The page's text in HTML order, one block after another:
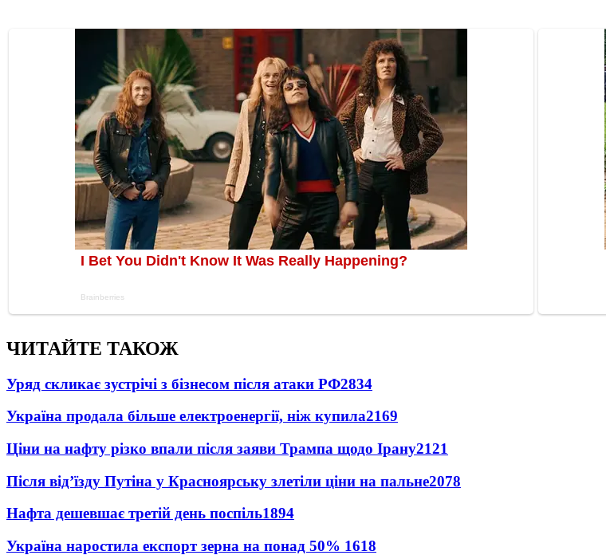
ЧИТАЙТЕ ТАКОЖ
Уряд скликає зустрічі з бізнесом після атаки РФ2834
Україна продала більше електроенергії, ніж купила2169
Ціни на нафту різко впали після заяви Трампа щодо Ірану2121
Після від’їзду Путіна у Красноярську злетіли ціни на пальне2078
Нафта дешевшає третій день поспіль1894
Україна наростила експорт зерна на понад 50% 1618